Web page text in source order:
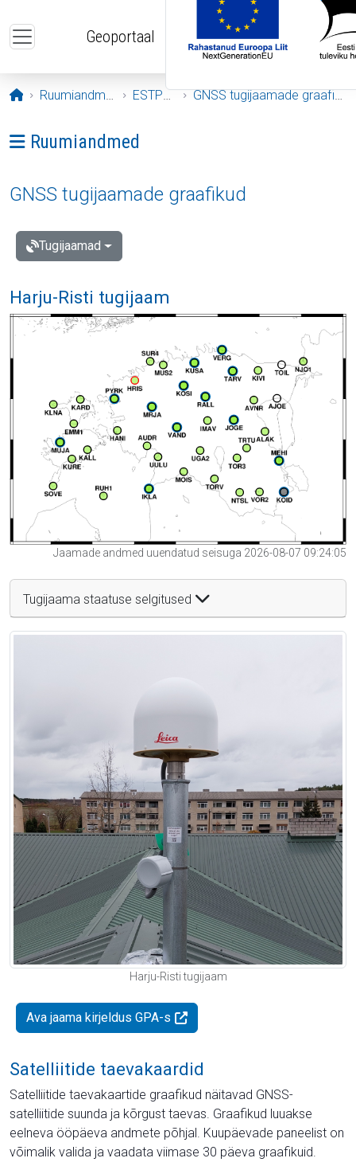
Geoportaal
Avaleht
Ruumiandmed ESTPOS GNSS tugijaamade graafikud
Ava menüü: Ruumiandmed
Ruumiandmed
GNSS tugijaamade graafikud
Tugijaamad
Harju-Risti tugijaam
Jaamade andmed uuendatud seisuga 2026-08-07 09:24:05
Tugijaama staatuse selgitused
Harju-Risti tugijaam
Ava jaama kirjeldus GPA-s
Satelliitide taevakaardid
Satelliitide taevakaartide graafikud näitavad GNSS-
satelliitide suunda ja kõrgust taevas. Graafikud luuakse
eelneva ööpäeva andmete põhjal. Kuupäevade paneelist on
võimalik valida ja vaadata viimase 30 päeva graafikuid.